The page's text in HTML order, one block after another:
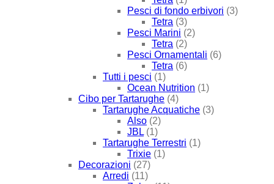
Pesci di fondo erbivori (3)
Tetra (3)
Pesci Marini (2)
Tetra (2)
Pesci Ornamentali (6)
Tetra (6)
Tutti i pesci (1)
Ocean Nutrition (1)
Cibo per Tartarughe (4)
Tartarughe Acquatiche (3)
Also (2)
JBL (1)
Tartarughe Terrestri (1)
Trixie (1)
Decorazioni (27)
Arredi (11)